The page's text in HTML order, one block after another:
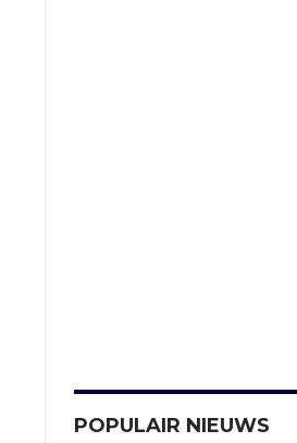
POPULAIR NIEUWS